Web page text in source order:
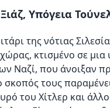
Υπόγεια
της νότιας
κτισμένο σε
Ναζί, που άνοιξαν
σκοπός τους
του Χίτλερ και